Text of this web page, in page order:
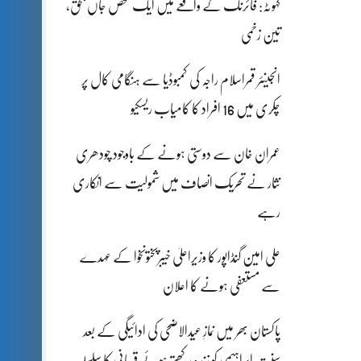
کہوٹہ: فائرنگ کے واقعے میں ایک شخص جاں بحق،
تین زخمی
انجینئر قمراسلام راجہ کی کمبوڈیا سے ہنگامی کال پر
چکری میں 16 افراد کا کامیاب ریسکیو
عمران خان سے دوستی ہونے کے باوجود چودھری
نثار نے تحریک انصاف میں شمولیت سے انکاری
رہے
علی امین گنڈاپور کا وزیراعلیٰ خیبرپختونخوا کے عہدے
سے مستعفی ہونے کا اعلان
پاکستان بھر میں نمازِ عیدالاضحی کی ادائیگی کے بعد